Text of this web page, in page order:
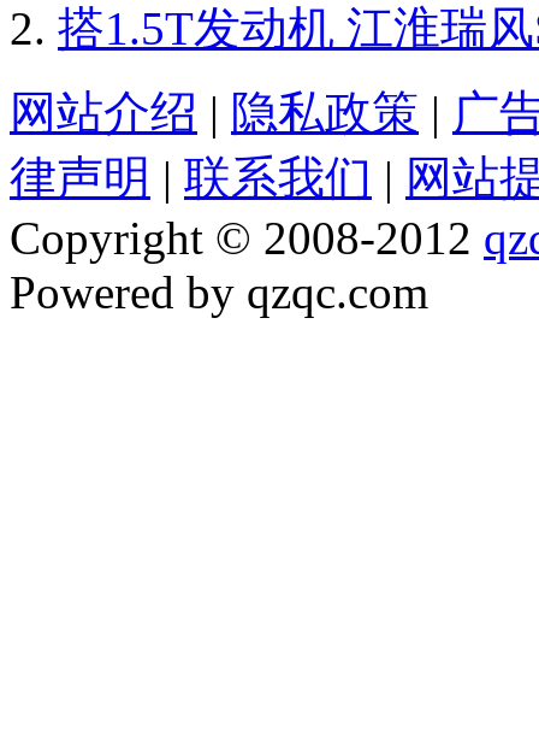
搭1.5T发动机 江淮瑞
网站介绍 | 隐私政策 | 广
律声明 | 联系我们 | 网站
Copyright © 2008-2012
Powered by qzqc.com